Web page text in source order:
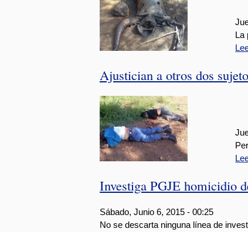
La
Ajustician a otros dos
Investiga PGJE homicidio
Sábado, Junio 6, 2015 - 00:25
No se descarta ninguna línea de